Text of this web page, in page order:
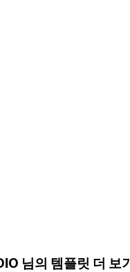
님의 템플릿 더 보기